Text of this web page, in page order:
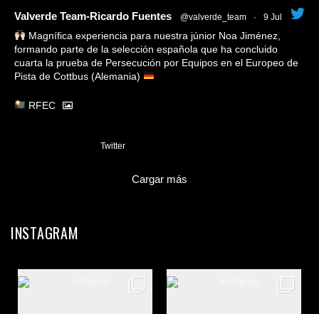
Valverde Team-Ricardo Fuentes @valverde_team · 9 Jul
Magnífica experiencia para nuestra júnior Noa Jiménez,
formando parte de la selección española que ha concluido
cuarta la prueba de Persecución por Equipos en el Europeo de
Pista de Cottbus (Alemania)
RFEC
Twitter
Cargar más
INSTAGRAM